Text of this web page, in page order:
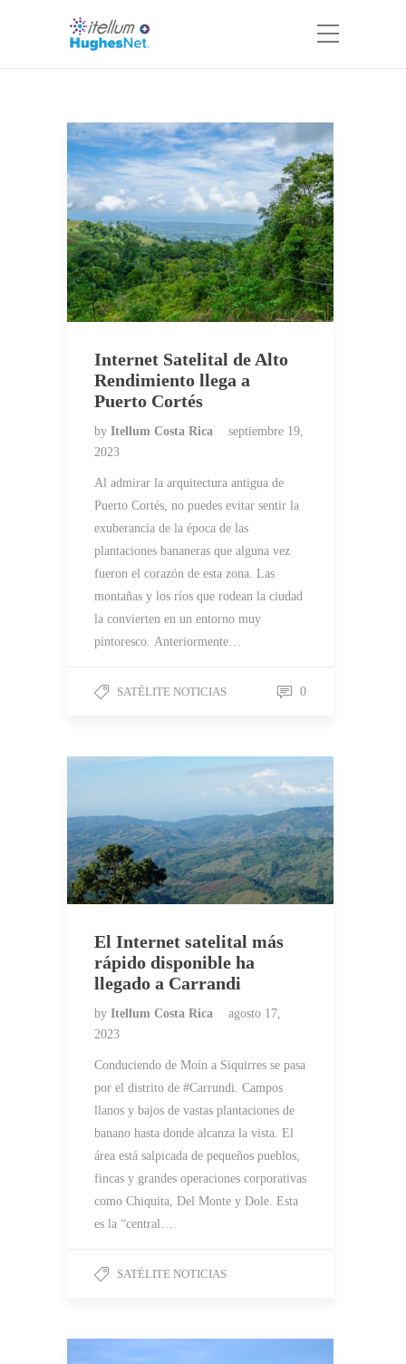
Internet Satelital de Alto
Rendimiento llega a
Puerto Cortés
by Itellum Costa Rica
septiembre 19,
2023
Al admirar la arquitectura antigua de
Puerto Cortés, no puedes evitar sentir la
exuberancia de la época de las
plantaciones bananeras que alguna vez
fueron el corazón de esta zona. Las
montañas y los ríos que rodean la ciudad
la convierten en un entorno muy
pintoresco. Anteriormente…
SATÉLITE NOTICIAS 0
El Internet satelital más
rápido disponible ha
llegado a Carrandi
by Itellum Costa Rica
agosto 17,
2023
Conduciendo de Moín a Siquirres se pasa
por el distrito de #Carrundi. Campos
llanos y bajos de vastas plantaciones de
banano hasta donde alcanza la vista. El
área está salpicada de pequeños pueblos,
fincas y grandes operaciones corporativas
como Chiquita, Del Monte y Dole. Esta
es la “central…
SATÉLITE NOTICIAS